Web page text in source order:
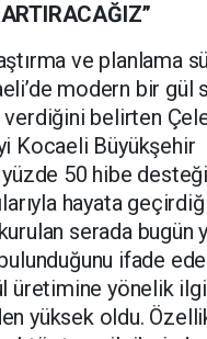
ve planlama
modern bir gül
verdiğini belirten
Kocaeli Büyükşehir
yüzde 50 hibe
hayata
serada bugün
ifade
üretimine yönelik
yüksek oldu.